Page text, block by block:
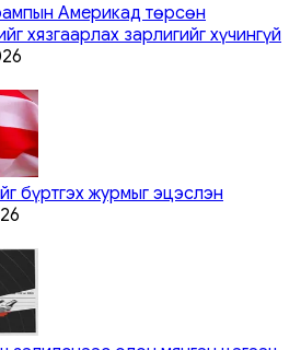
Америкад төрсөн
хязгаарлах зарлигийг хүчингүй
бүртгэх журмыг эцэслэн